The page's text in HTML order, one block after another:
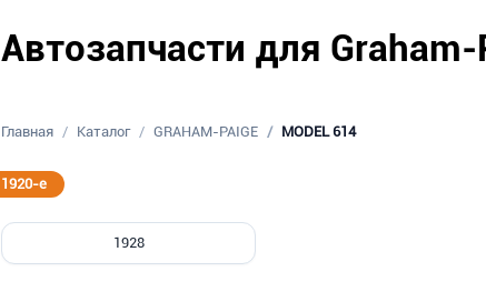
Автозапчасти для
Главная Каталог GRAHAM-PAIGE MODEL 614
1920-е
1928